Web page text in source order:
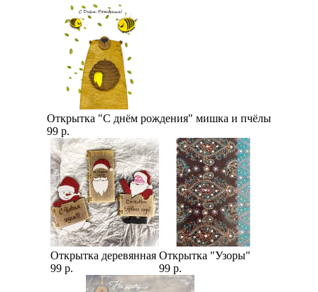
Открытка "С днём рождения" мишка и пчёлы
99 р.
Открытка деревянная
99 р.
Открытка "Узоры"
99 р.